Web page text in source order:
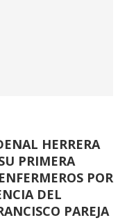
HERRERA
PRIMERA
POR
DEL
PAREJA